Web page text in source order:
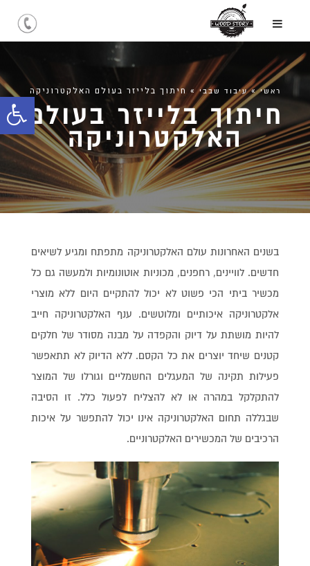
ראשי » עיבוד שבבי » חיתוך בלייזר בעולם האלקטרוניקה
חיתוך בלייזר בעולם
האלקטרוניקה
בשנים האחרונות עולם האלקטרוניקה מתפתח ומגיע לשיאים
חדשים. לוויינים, רחפנים, מכוניות אוטונומיות ולמעשה גם כל
מכשיר ביתי הכי פשוט לא יכול להתקיים היום ללא מוצרי
אלקטרוניקה איכותיים ומלוטשים. ענף האלקטרוניקה חייב
להיות מושתת על דיוק והקפדה על מבנה מסודר של חלקים
קטנים שיחד יוצרים את כל הקסם. ללא הדיוק לא תתאפשר
פעילות תקינה של המעגלים החשמליים וגורלו של המוצר
להתקלקל במהרה או לא להצליח לפעול כלל. זו הסיבה
שבגללה תחום האלקטרוניקה אינו יכול להתפשר על איכות
הרכיבים של המכשירים האלקטרוניים.